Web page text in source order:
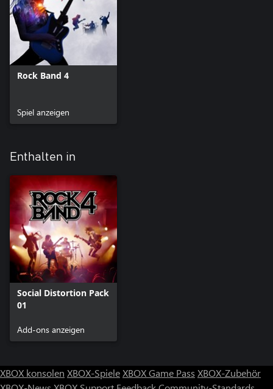
Rock Band 4
Spiel anzeigen
Enthalten in
Social Distortion Pack
01
Add-ons anzeigen
XBOX konsolen XBOX-SpieleXBOX Game Pass XBOX-Zubehör